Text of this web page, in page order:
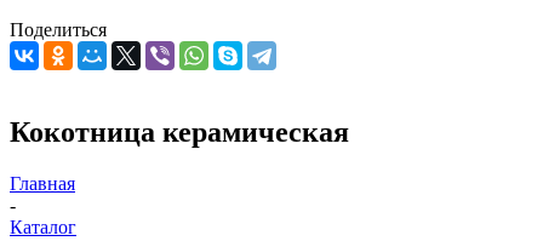
Поделиться
Кокотница керамическая
Главная
-
Каталог